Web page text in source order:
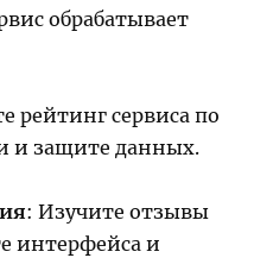
обрабатывает
рейтинг сервиса по
и защите данных.
: Изучите отзывы
интерфейса и